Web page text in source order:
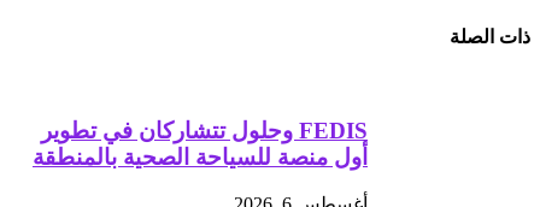
ذات الصلة
FEDIS وحلول تتشاركان في تطوير
أول منصة للسياحة الصحية بالمنطقة